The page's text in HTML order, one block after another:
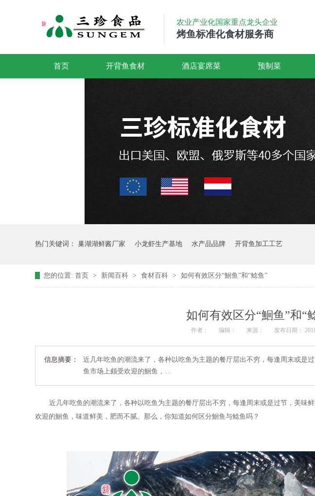
农业产业化国家重点龙头企业
烤鱼标准化食材服务商
首页 开背鱼食材 酒店宴席菜 预制菜
热门关键词： 巢湖湖鲜酱厂家 小龙虾生产基地 水产品品牌 开背鱼加工工艺
您的位置: 首页 > 新闻百科 > 食材百科 > 如何有效区分“鮰鱼”和“鲶鱼”
如何有效区分“鮰鱼”和“
作者： 编辑： 来源： 发布日期：
信息摘要：
近几年吃鱼的潮流来了，各种以吃鱼为主题的餐厅层出不穷，每逢周末或是
鱼市场上颇受欢迎的鮰鱼，…
近几年吃鱼的潮流来了，各种以吃鱼为主题的餐厅层出不穷，每逢周末或是过节，美味
欢迎的鮰鱼，味道鲜美，肥而不腻。那么，你知道如何区分鮰鱼与鲶鱼吗 ？